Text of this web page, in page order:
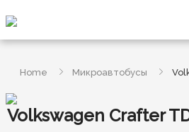
Home Микроавтобусы
Volkswagen Crafter